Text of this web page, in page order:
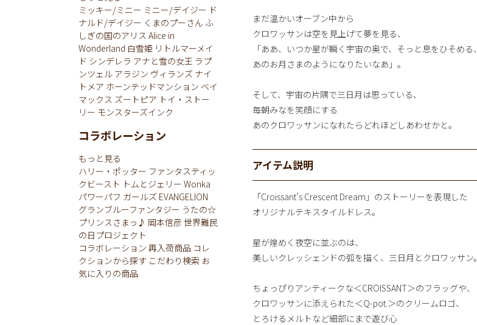
まだ温かいオーブン中から
クロワッサンは空を見上げて夢を見る、
「ああ、いつか星が瞬く宇宙の奥で、そっと息をひそめる、
あのお月さまのようになりたいなあ」。
そして、宇宙の片隅で三日月は思っている、
毎朝みなを笑顔にする
あのクロワッサンになれたらどれほどしあわせかと。
アイテム説明
「Croissant’s Crescent Dream」のストーリーを表現した
オリジナルテキスタイルドレス。
星が煌めく夜空に並ぶのは、
美しいクレッシェンドの弧を描く、三日月とクロワッサン。
ちょっぴりアンティークな＜CROISSANT＞のフラッグや、
クロワッサンに添えられた＜Q-pot.＞のクリームロゴ、
とろけるメルトなど細部にまで遊び心
ミッキー/ミニー ミニー/デイジー ド
ナルド/デイジー くまのプーさん ふ
しぎの国のアリス Alice in
Wonderland 白雪姫 リトルマーメイ
ド シンデレラ アナと雪の女王 ラプ
ンツェル アラジン ヴィランズ ナイ
トメア ホーンテッドマンション ベイ
マックス ズートピア トイ・ストー
リー モンスターズインク
コラボレーション
もっと見る
ハリー・ポッター ファンタスティッ
クビースト トムとジェリー Wonka
パワーパフ ガールズ EVANGELION
グランブルーファンタジー うたの☆
プリンスさまっ♪ 岡本信彦世界難民
の日プロジェクト
コラボレーション 再入荷商品 コレ
クションから探す こだわり検索 お
気に入りの商品